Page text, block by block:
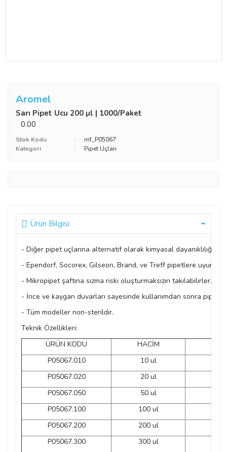
Aromel
Sarı Pipet Ucu 200 µl | 1000/Paket
0.00
Stok Kodu
mf_P05067
Kategori
Pipet Uçları
Ürün Bilgisi
- Diğer pipet uçlarına alternatif olarak kimyasal dayanıklılığı
- Ependorf, Socorex, Gilseon, Brand, ve Treff pipetlere
- Mikropipet şaftına sızma riski oluşturmaksızın takılabilirler.
- İnce ve kaygan duvarları sayesinde kullanımdan sonra pipet
- Tüm modeller non-sterildir.
Teknik Özellikleri:
ÜRÜN KODU
HACİM
P05067.010
10 ul
P05067.020
20 ul
P05067.050
50 ul
P05067.100
100 ul
P05067.200
200 ul
P05067.300
300 ul